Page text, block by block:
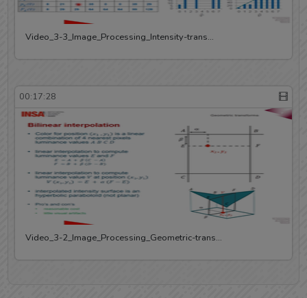
Video_3-3_Image_Processing_Intensity-trans…
00:17:28
Video_3-2_Image_Processing_Geometric-trans…